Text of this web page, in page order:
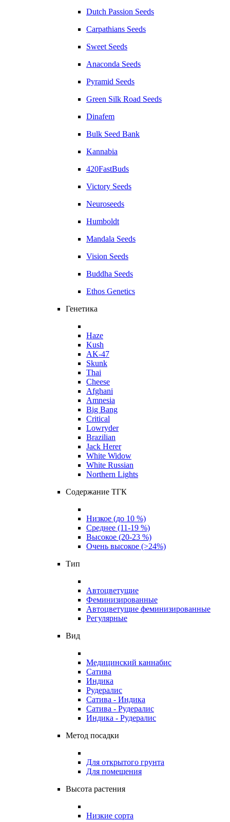
Dutch Passion Seeds
Carpathians Seeds
Sweet Seeds
Anaconda Seeds
Pyramid Seeds
Green Silk Road Seeds
Dinafem
Bulk Seed Bank
Kannabia
420FastBuds
Victory Seeds
Neuroseeds
Humboldt
Mandala Seeds
Vision Seeds
Buddha Seeds
Ethos Genetics
Генетика
Haze
Kush
AK-47
Skunk
Thai
Cheese
Afghani
Amnesia
Big Bang
Critical
Lowryder
Brazilian
Jack Herer
White Widow
White Russian
Northern Lights
Содержание ТГК
Низкое (до 10 %)
Среднее (11-19 %)
Высокое (20-23 %)
Очень высокое (>24%)
Тип
Автоцветущие
Феминизированные
Автоцветущие феминизированные
Регулярные
Вид
Медицинский каннабис
Сатива
Индика
Рудералис
Сатива - Индика
Сатива - Рудералис
Индика - Рудералис
Метод посадки
Для открытого грунта
Для помещения
Высота растения
Низкие сорта